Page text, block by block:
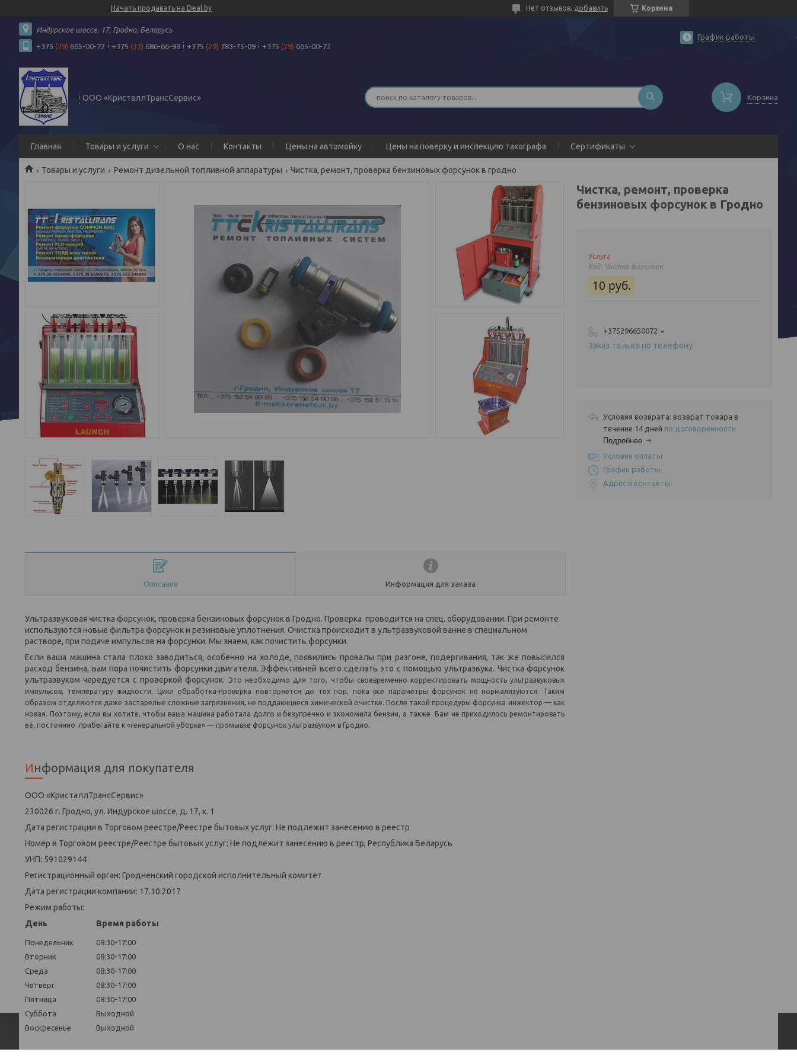
Начать продавать на Deal.by Корзина
Нет отзывов, добавить
Индурское шоссе, 17, Гродно, Беларусь
+375 (29) 665-00-72 +375 (33) 686-66-98 +375 (29) 783-75-09 +375 (29) 665-00-72
График работы
ООО «КристаллТрансСервис» Корзина
Главная Товары и услуги О нас Контакты Цены на автомойку Цены на поверку и инспекцию тахографа Сертификаты
Товары и услуги Ремонт дизельной топливной аппаратуры Чистка, ремонт, проверка бензиновых форсунок в гродно
Описание Информация для заказа
Ультразвуковая чистка форсунок, проверка бензиновых форсунок в Гродно. Проверка проводится на спец. оборудовании. При ремонте
используются новые фильтра форсунок и резиновые уплотнения. Очистка происходит в ультразвуковой ванне в специальном
растворе, при подаче импульсов на форсунки. Мы знаем, как почистить форсунки.
Если ваша машина стала плохо заводиться, особенно на холоде, появились провалы при разгоне, подергивания, так же повысился
расход бензина, вам пора почистить форсунки двигателя. Эффективней всего сделать это с помощью ультразвука. Чистка форсунок
ультразвуком чередуется с проверкой форсунок. Это необходимо для того, чтобы своевременно корректировать мощность ультразвуковых
импульсов, температуру жидкости. Цикл обработка-проверка повторяется до тех пор, пока все параметры форсунок не нормализуются. Таким
образом отделяются даже застарелые сложные загрязнения, не поддающиеся химической очистке. После такой процедуры форсунка инжектор — как
новая. Поэтому, если вы хотите, чтобы ваша машина работала долго и безупречно и экономила бензин, а также Вам не приходилось ремонтировать
её, постоянно прибегайте к «генеральной уборке» ― промывке форсунок ультразвуком в Гродно.
Информация для покупателя
ООО «КристаллТрансСервис»
230026 г. Гродно, ул. Индурское шоссе, д. 17, к. 1
Дата регистрации в Торговом реестре/Реестре бытовых услуг: Не подлежит занесению в реестр
Номер в Торговом реестре/Реестре бытовых услуг: Не подлежит занесению в реестр, Республика Беларусь
УНП: 591029144
Регистрационный орган: Гродненский городской исполнительный комитет
Дата регистрации компании: 17.10.2017
Режим работы:
День
Время работы
Понедельник
08:30-17:00
Вторник
08:30-17:00
Среда
08:30-17:00
Четверг
08:30-17:00
Пятница
08:30-17:00
Суббота
Выходной
Воскресенье
Выходной
Чистка, ремонт, проверка
бензиновых форсунок в Гродно
Услуга
Код: Чистка форсунок
10 руб.
+375296650072
Заказ только по телефону
возврат товара в
течение 14 дней по договоренности
Подробнее
Условия оплаты
График работы
Адрес и контакты